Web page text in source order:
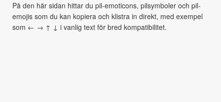
På den här sidan hittar du pil-emoticons, pilsymboler och pil-
emojis som du kan kopiera och klistra in direkt, med exempel
som ← → ↑ ↓ i vanlig text för bred kompatibilitet.